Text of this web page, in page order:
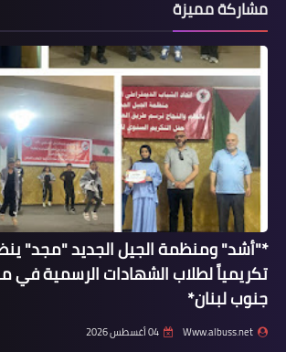
مستشفى الهمشري ويلتقي
العام*
محطات
حزب الوفاء اللبناني يزور مستشفى
الهمشري ويلتقي مديرها العام .
مشاركة مميزة
*"أشد" ومنظمة الجيل الجديد "مجد"
تكريمياً لطلاب الشهادات الرسمية في
جنوب لبنان*
Www.albuss.net 04 أغسطس 2026